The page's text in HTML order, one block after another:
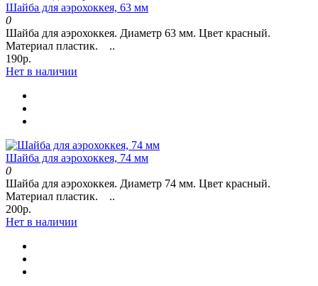
Шайба для аэрохоккея, 63 мм
0
Шайба для аэрохоккея. Диаметр 63 мм. Цвет красный.
Материал пластик. ..
190р.
Нет в наличии
Шайба для аэрохоккея, 74 мм
0
Шайба для аэрохоккея. Диаметр 74 мм. Цвет красный.
Материал пластик. ..
200р.
Нет в наличии